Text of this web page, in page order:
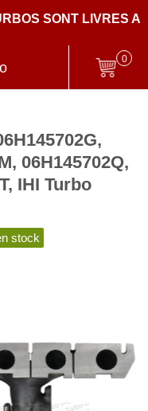
SONT LIVRES
0
06H145702Q,
IHI Turbo
stock